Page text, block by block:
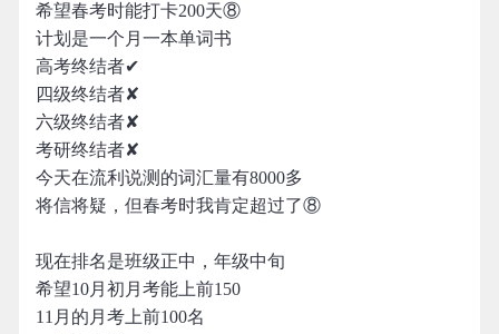
希望春考时能打卡200天⑧
计划是一个月一本单词书
高考终结者✔
四级终结者✘
六级终结者✘
考研终结者✘
今天在流利说测的词汇量有8000多
将信将疑，但春考时我肯定超过了⑧
现在排名是班级正中，年级中旬
希望10月初月考能上前150
11月的月考上前100名